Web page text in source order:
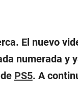
El nuevo
numerada y
PS5. A